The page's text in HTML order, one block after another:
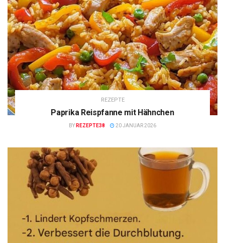
REZEPTE
Paprika Reispfanne mit Hähnchen
BY REZEPTE38 20 JANUAR 2026